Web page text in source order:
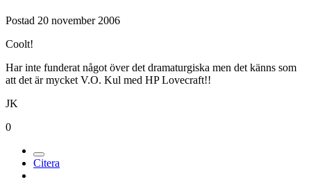
Postad 20 november 2006
Coolt!
Har inte funderat något över det dramaturgiska men det känns som
att det är mycket V.O. Kul med HP Lovecraft!!
JK
0
Citera